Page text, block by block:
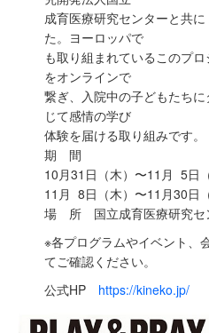
成育医療研究センターと共
た。ヨーロッパで
も取り組まれているこのプ
をオンラインで
繋ぎ、⼊院中の⼦どもたち
じて感情の学び
体験を届ける取り組みです。
期 間
10⽉31⽇（木）〜11⽉ 5⽇
11⽉ 8⽇（木）〜11⽉30⽇
場 所 国⽴成育医療研究セ
※各プログラムやイベント、
てご確認ください。
公式HP https://kineko.jp/